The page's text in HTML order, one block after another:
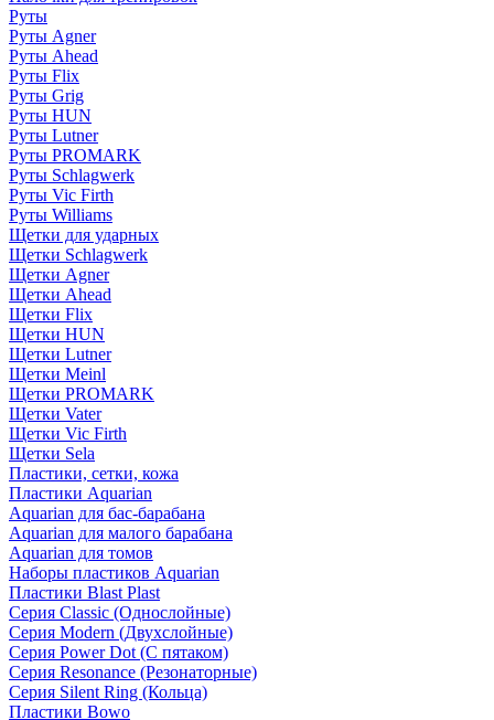
Руты
Руты Agner
Руты Ahead
Руты Flix
Руты Grig
Руты HUN
Руты Lutner
Руты PROMARK
Руты Schlagwerk
Руты Vic Firth
Руты Williams
Щетки для ударных
Щетки Schlagwerk
Щетки Agner
Щетки Ahead
Щетки Flix
Щетки HUN
Щетки Lutner
Щетки Meinl
Щетки PROMARK
Щетки Vater
Щетки Vic Firth
Щетки Sela
Пластики, сетки, кожа
Пластики Aquarian
Aquarian для бас-барабана
Aquarian для малого барабана
Aquarian для томов
Наборы пластиков Aquarian
Пластики Blast Plast
Серия Classic (Однослойные)
Серия Modern (Двухслойные)
Серия Power Dot (С пятаком)
Серия Resonance (Резонаторные)
Серия Silent Ring (Кольца)
Пластики Bowo